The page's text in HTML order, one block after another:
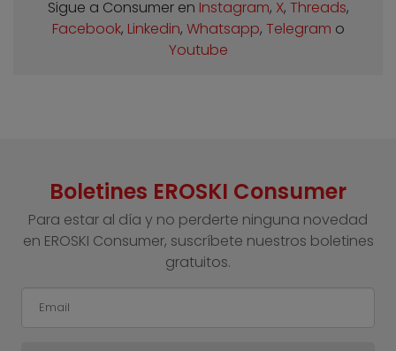
Sigue a Consumer en Instagram, X, Threads,
Facebook, Linkedin, Whatsapp, Telegram o
Youtube
Boletines EROSKI Consumer
Para estar al día y no perderte ninguna novedad
en EROSKI Consumer, suscríbete nuestros boletines
gratuitos.